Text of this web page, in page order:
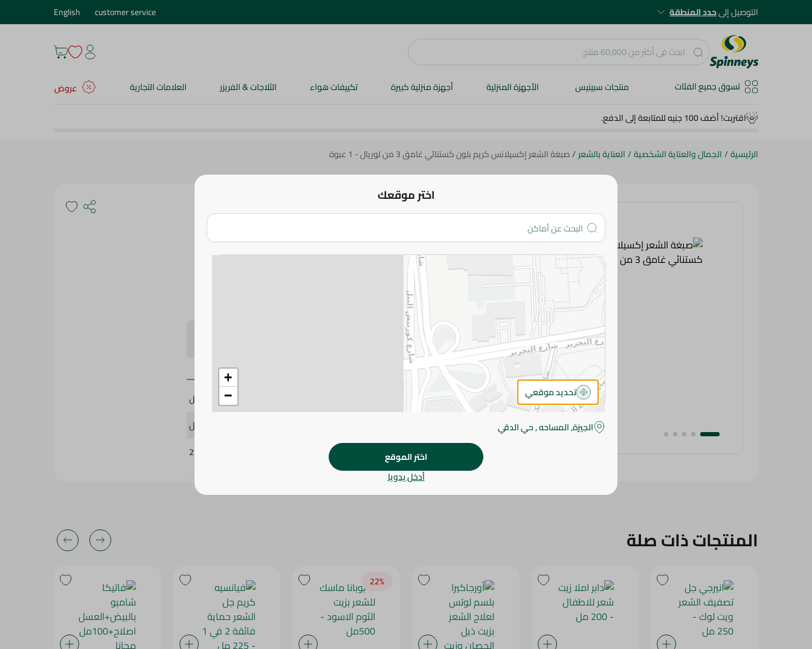
التوصيل إلىحدد المنطقة customer service
English
تسوق جميع الفئات منتجات سبينيس الأجهزة المنزلية أجهزة منزلية كبيرة تكييفات هواء الثلاجات & الفريزر العلامات التجارية
عروض
اقتربت! أضف 100 جنيه للمتابعة إلى الدفع.
الرئيسية/الجمال والعناية الشخصية/العناية بالشعر/صبغة الشعر إكسيلانس كريم بلون كستنائي غامق 3 من لوريال - 1 عبوة
صبغة الشعر إكسيلانس كريم بلون كستنائي غامق 3
354.95 جم
يرجى الملاحظة:
طفيف. قد يتغير التعبئة بناءً على التوفر.
المواصفات
الحجم
لوريال
213130
المنتجات ذات صلة
22‎%‎
اختر موقعك
+
−
تحديد موقعي
الجيزة, المساحه , حي الدقي
اختر الموقع
أدخل يدويا